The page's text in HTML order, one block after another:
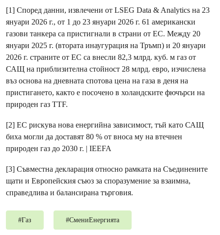
[1] Според данни, извлечени от LSEG Data & Analytics на 23
януари 2026 г., от 1 до 23 януари 2026 г. 61 американски
газови танкера са пристигнали в страни от ЕС. Между 20
януари 2025 г. (втората инаугурация на Тръмп) и 20 януари
2026 г. страните от ЕС са внесли 82,3 млрд. куб. м газ от
САЩ на приблизителна стойност 28 млрд. евро, изчислена
въз основа на дневната спотова цена на газа в деня на
пристигането, както е посочено в холандските фючърси на
природен газ TTF.
[2] ЕС рискува нова енергийна зависимост, тъй като САЩ
биха могли да доставят 80 % от вноса му на втечнен
природен газ до 2030 г. | IEEFA
[3] Съвместна декларация относно рамката на Съединените
щати и Европейския съюз за споразумение за взаимна,
справедлива и балансирана търговия.
#Газ #СмениЕнергията